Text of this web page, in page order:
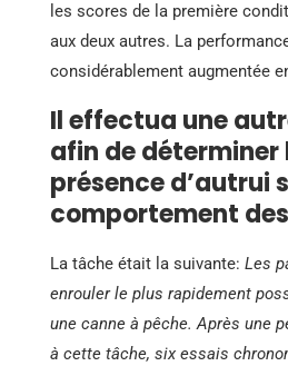
les scores de la première
aux deux autres. La
considérablement augmentée
Il effectua une
afin de déterminer
présence d’autrui
comportement des
La tâche était la suivante: Les
enrouler le plus rapidement
une canne à pêche. Après une
à cette tâche, six essais